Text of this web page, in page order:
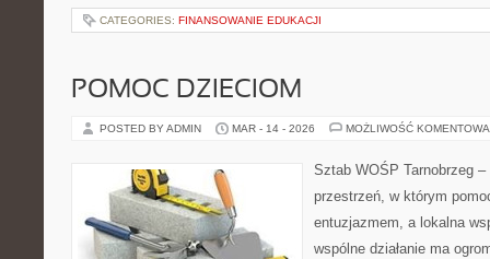
CATEGORIES: FINANSOWANIE EDUKACJI
POMOC DZIECIOM
POSTED BY ADMIN MAR - 14 - 2026 MOŻLIWOŚĆ
Sztab WOŚP Tarnobrzeg
przestrzeń, w którym
entuzjazmem, a lokalna
wspólne działanie ma